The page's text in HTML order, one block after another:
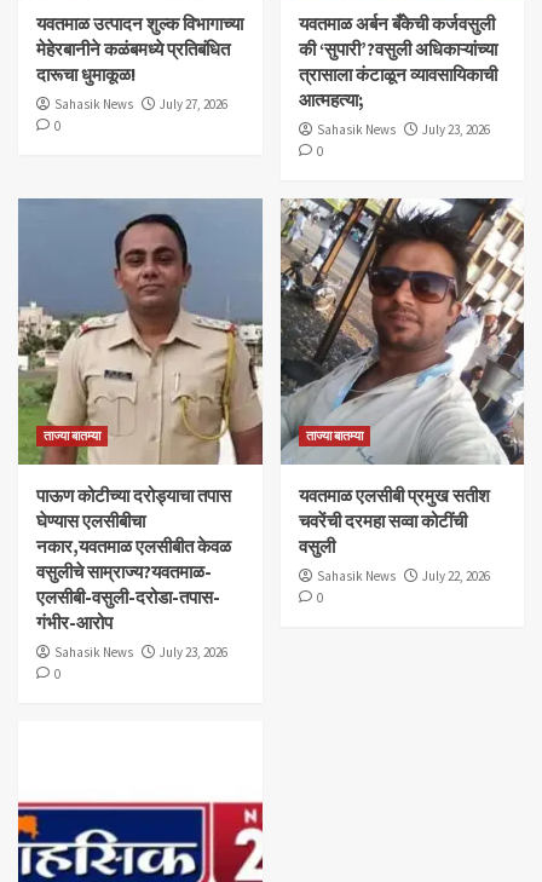
यवतमाळ उत्पादन शुल्क विभागाच्या
मेहेरबानीने कळंबमध्ये प्रतिबंधित
दारूचा धुमाकूळ!
Sahasik News
July 27, 2026
0
​यवतमाळ अर्बन बँकेची कर्जवसुली
की ‘सुपारी’?वसुली अधिकाऱ्यांच्या
त्रासाला कंटाळून व्यावसायिकाची
आत्महत्या;
Sahasik News
July 23, 2026
0
ताज्या बातम्या
पाऊण कोटीच्या दरोड्याचा तपास
घेण्यास एलसीबीचा
नकार,यवतमाळ एलसीबीत केवळ
वसुलीचे साम्राज्य?यवतमाळ-
एलसीबी-वसुली-दरोडा-तपास-
गंभीर-आरोप
Sahasik News
July 23, 2026
0
ताज्या बातम्या
यवतमाळ एलसीबी प्रमुख सतीश
चवरेंची दरमहा सव्वा कोटींची
वसुली
Sahasik News
July 22, 2026
0